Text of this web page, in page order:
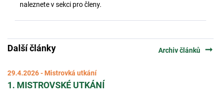
naleznete v sekci pro členy.
Další články Archiv článků arrow_right_alt
29.4.2026 - Mistrovká utkání
1. MISTROVSKÉ UTKÁNÍ